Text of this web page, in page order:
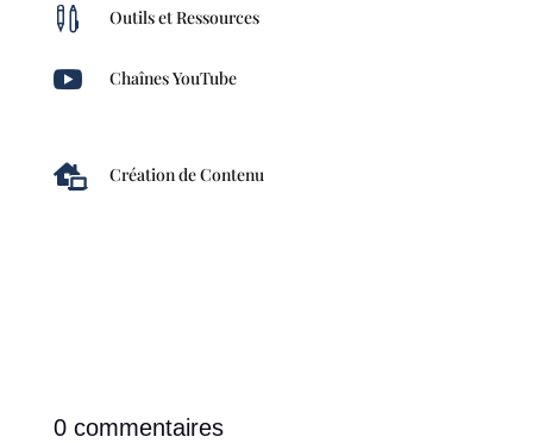
 Outils et Ressources
 Chaînes YouTube
 Création de Contenu
0 commentaires